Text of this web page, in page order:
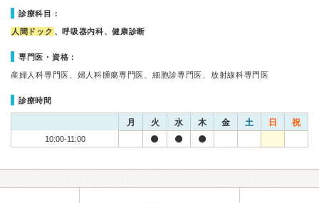
診療科目：
人間ドック 、呼吸器内科、健康診断
専門医・資格：
産婦人科専門医、婦人科腫瘍専門医、細胞診専門医、放射線科専門医
診療時間
月 火 水 木 金 土 日 祝
10:00-11:00